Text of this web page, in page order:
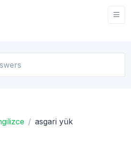
asgari yük